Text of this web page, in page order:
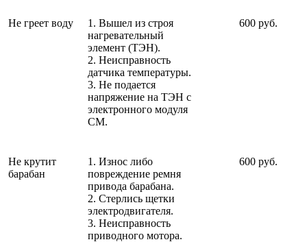
Не греет воду
1. Вышел из строя
нагревательный
элемент (ТЭН).
2. Неисправность
датчика температуры.
3. Не подается
напряжение на ТЭН с
электронного модуля
СМ.
600 руб.
Не крутит
барабан
1. Износ либо
повреждение ремня
привода барабана.
2. Стерлись щетки
электродвигателя.
3. Неисправность
приводного мотора.
600 руб.